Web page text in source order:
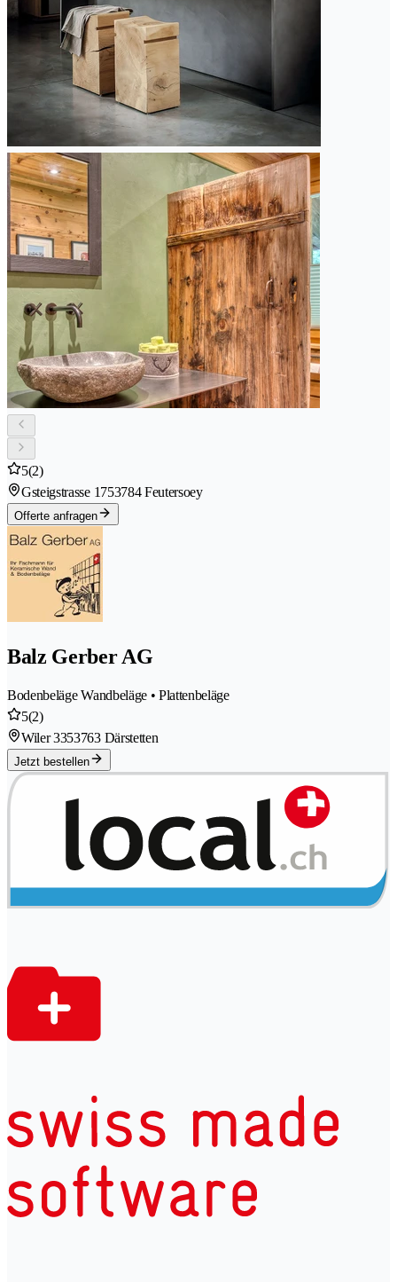
5(2)
Gsteigstrasse 1753784 Feutersoey
Offerte anfragen
Balz Gerber AG
Bodenbeläge Wandbeläge • Plattenbeläge
5(2)
Wiler 3353763 Därstetten
Jetzt bestellen